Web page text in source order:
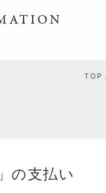
TOP
の支払い